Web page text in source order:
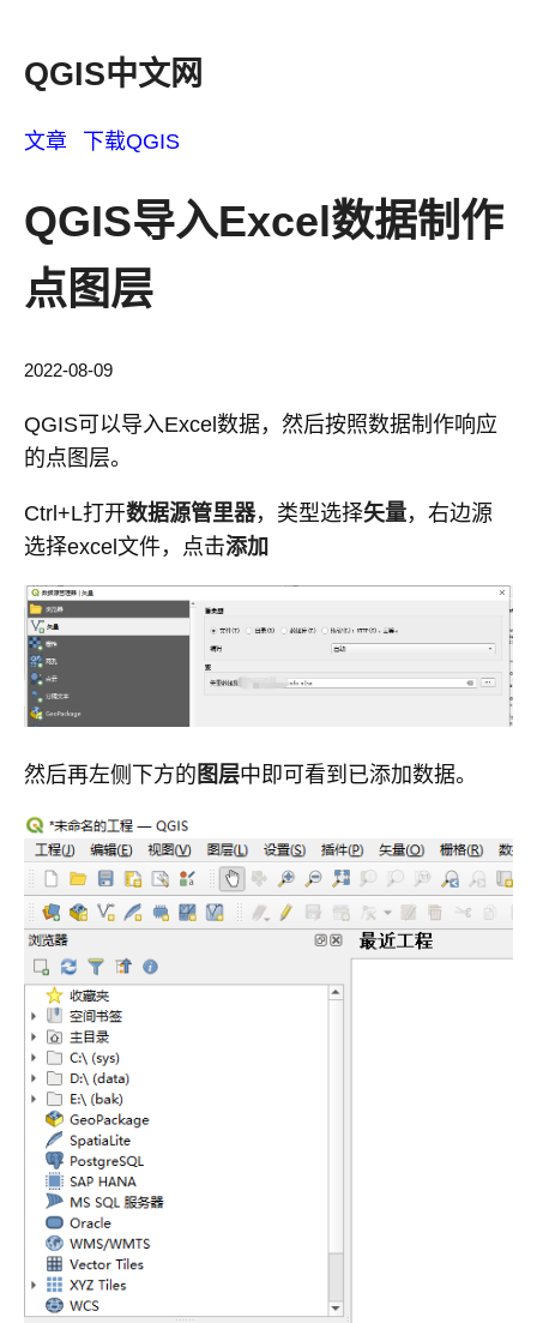
QGIS中文网
文章 下载QGIS
QGIS导入Excel数据制作
点图层
2022-08-09
QGIS可以导入Excel数据，然后按照数据制作响应
的点图层。
Ctrl+L打开数据源管里器，类型选择矢量，右边源
选择excel文件，点击添加
然后再左侧下方的 图层中即可看到已添加数据。